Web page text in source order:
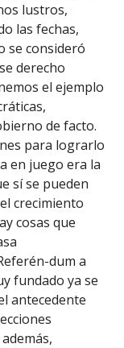
lustros,
las fechas,
se consideró
derecho
el ejemplo
de facto.
para lograrlo
en juego era la
sí se pueden
crecimiento
cosas que
dum a
fundado ya se
antecedente